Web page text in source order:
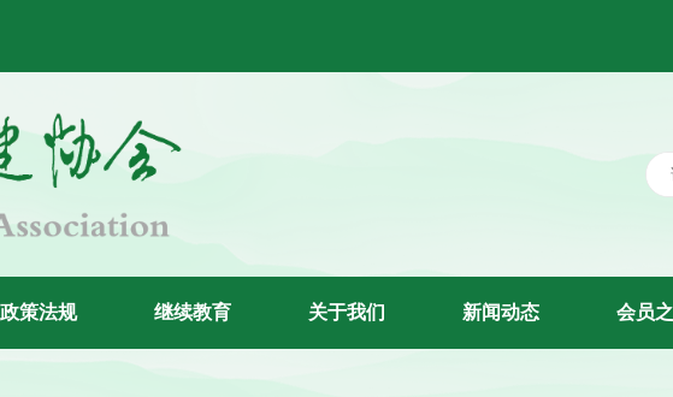
政策法规 继续教育 关于我们 新闻动态 会员之